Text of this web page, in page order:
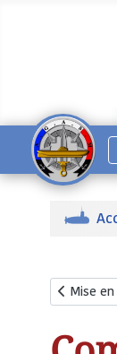
Article
Mise